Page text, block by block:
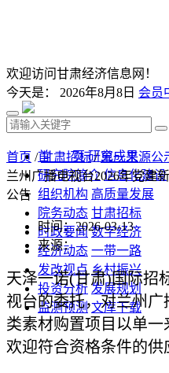
欢迎访问甘肃经济信息网！
今天是： 2026年8月8日 会员
首 页 研究成果
研究院简介 信息化建设
组织机构 高质量发展
院务动态 甘肃招标
时政要闻 数字经济
经济动态 一带一路
发改视点 乡村振兴
投资分析 发展规划
监测预测 文库下载
首页 /甘肃招标/单一来源公
兰州广播电视台2026年党建
公告
时间：2026-03-13
来源：
天泽一诺(甘肃)国际招
视台的委托，对兰州广
类素材购置项目 以单一
欢迎符合资格条件的供